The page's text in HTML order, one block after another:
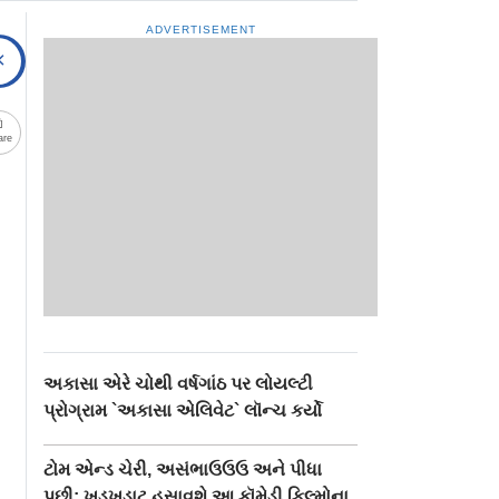
ADVERTISEMENT
અકાસા એરે ચોથી વર્ષગાંઠ પર લોયલ્ટી
પ્રોગ્રામ `અકાસા એલિવેટ` લૉન્ચ કર્યો
ટોમ એન્ડ ચેરી, અસંભાઉઉઉ અને પીધા